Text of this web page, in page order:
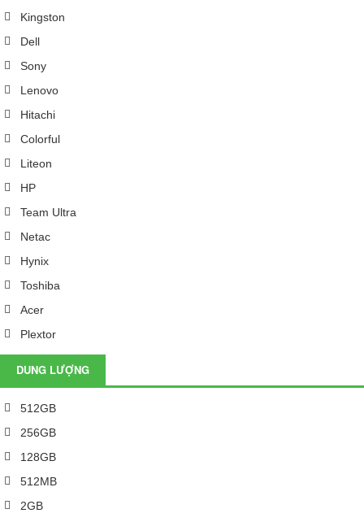
Kingston
Dell
Sony
Lenovo
Hitachi
Colorful
Liteon
HP
Team Ultra
Netac
Hynix
Toshiba
Acer
Plextor
DUNG LƯỢNG
512GB
256GB
128GB
512MB
2GB